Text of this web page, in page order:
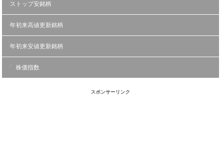
ストップ安銘柄
年初来高値更新銘柄
年初来安値更新銘柄
株価指数
スポンサーリンク